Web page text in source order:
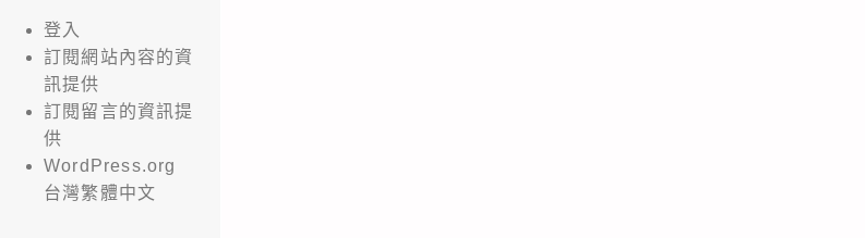
登入
訂閱網站內容的資
訊提供
訂閱留言的資訊提
供
WordPress.org
台灣繁體中文